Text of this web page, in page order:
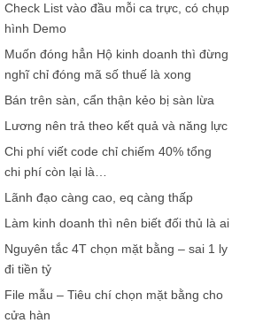
Check List vào đầu mỗi ca trực, có chụp
hình Demo
Muốn đóng hẳn Hộ kinh doanh thì đừng
nghĩ chỉ đóng mã số thuế là xong
Bán trên sàn, cẩn thận kẻo bị sàn lừa
Lương nên trả theo kết quả và năng lực
Chi phí viết code chỉ chiếm 40% tổng
chi phí còn lại là…
Lãnh đạo càng cao, eq càng thấp
Làm kinh doanh thì nên biết đối thủ là ai
Nguyên tắc 4T chọn mặt bằng – sai 1 ly
đi tiền tỷ
File mẫu – Tiêu chí chọn mặt bằng cho
cửa hàn